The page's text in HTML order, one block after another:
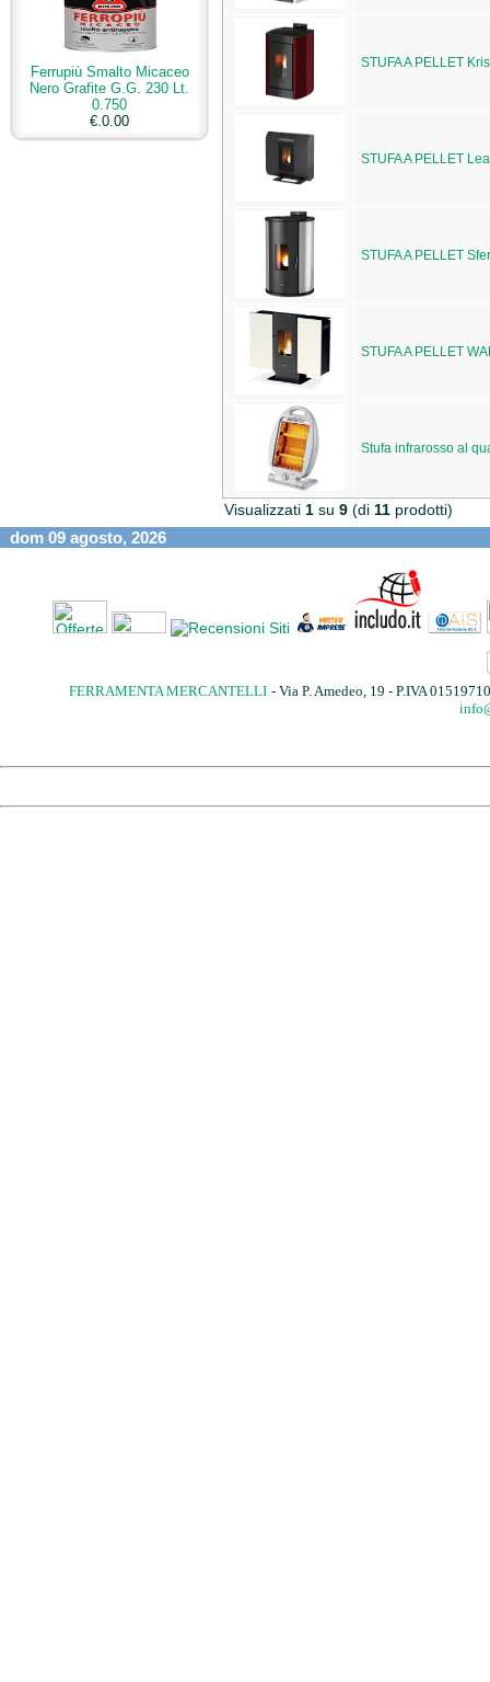
Ferrupiù Smalto Micaceo
Nero Grafite G.G. 230 Lt.
0.750
€.0.00
STUFA A PELLET
STUFA A PELLET
STUFA A PELLET
STUFA A PELLET
Stufa infrarosso al
Visualizzati 1 su 9 (di 11 prodotti)
dom 09 agosto, 2026
FERRAMENTA MERCANTELLI - Via P. Amedeo, 19 - P.IVA